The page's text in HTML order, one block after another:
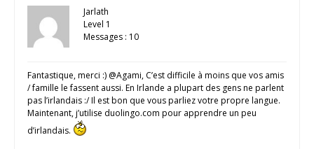
Jarlath
Level 1
Messages : 10
Fantastique, merci :) @Agami, C’est difficile à moins que vos amis
/ famille le fassent aussi. En Irlande a plupart des gens ne parlent
pas l’irlandais :/ Il est bon que vous parliez votre propre langue.
Maintenant, j’utilise duolingo.com pour apprendre un peu
d’irlandais.